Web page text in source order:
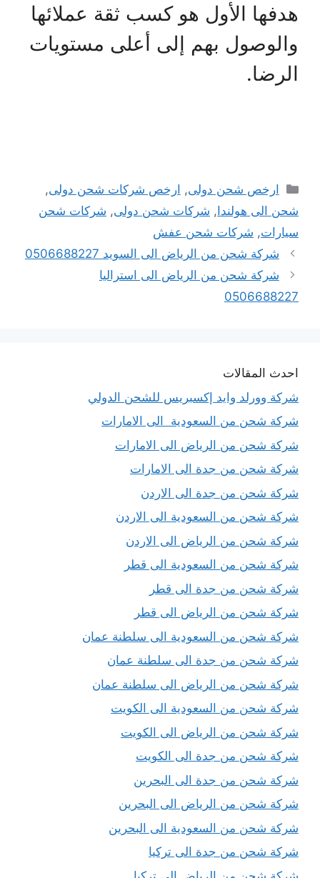
هدفها الأول هو كسب ثقة عملائها
والوصول بهم إلى أعلى مستويات
الرضا.
التصنيفات
ارخص شحن دولى, ارخص شركات شحن دولى,
شحن الى هولندا , شركات شحن دولى, شركات شحن
سيارات, شركات شحن عفش
شركة شحن من الرياض الى السويد 0506688227
شركة شحن من الرياض الى استراليا
0506688227
احدث المقالات
شركة وورلد وايد إكسبريس للشحن الدولي
شركة شحن من السعودية الى الامارات
شركة شحن من الرياض الى الامارات
شركة شحن من جدة الى الامارات
شركة شحن من جدة الى الاردن
شركة شحن من السعودية الى الاردن
شركة شحن من الرياض الى الاردن
شركة شحن من السعودية الى قطر
شركة شحن من جدة الى قطر
شركة شحن من الرياض الى قطر
شركة شحن من السعودية الى سلطنة عمان
شركة شحن من جدة الى سلطنة عمان
شركة شحن من الرياض الى سلطنة عمان
شركة شحن من السعودية الى الكويت
شركة شحن من الرياض الى الكويت
شركة شحن من جدة الى الكويت
شركة شحن من جدة الى البحرين
شركة شحن من الرياض الى البحرين
شركة شحن من السعودية الى البحرين
شركة شحن من جدة الى تركيا